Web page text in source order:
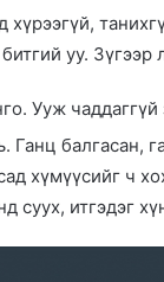
уу. Зүгээр
Ууж чаддаггүй
Ганц балгасан,
хүмүүсийг ч
суух, итгэдэг